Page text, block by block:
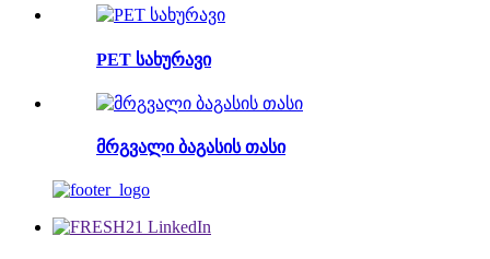
PET სახურავი
მრგვალი ბაგასის თასი